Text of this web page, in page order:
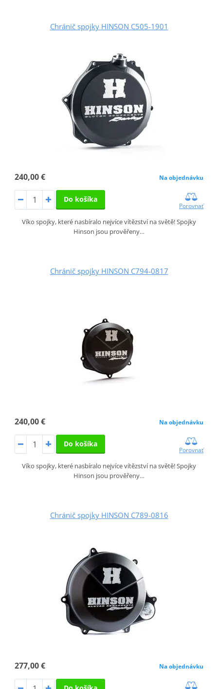
Chránič spojky HINSON C505-1901
240,00 € Na objednávku
Do košíka
Porovnať
Víko spojky, které nasbíralo nejvíce vítězství na světě! Spojky
Hinson jsou prověřeny…
Chránič spojky HINSON C794-0817
240,00 € Na objednávku
Do košíka
Porovnať
Víko spojky, které nasbíralo nejvíce vítězství na světě! Spojky
Hinson jsou prověřeny…
Chránič spojky HINSON C789-0816
277,00 € Na objednávku